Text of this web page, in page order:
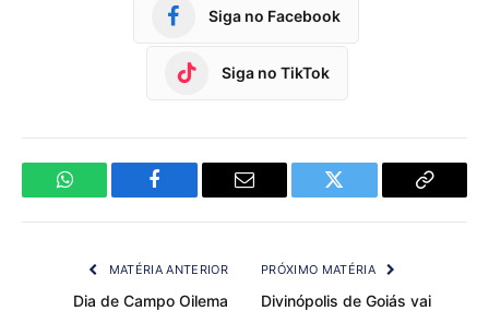
Siga no Facebook
Siga no TikTok
WhatsApp Facebook Email Twitter
Copy
MATÉRIA ANTERIOR
Dia de Campo Oilema
PRÓXIMO MATÉRIA
Divinópolis de Goiás vai